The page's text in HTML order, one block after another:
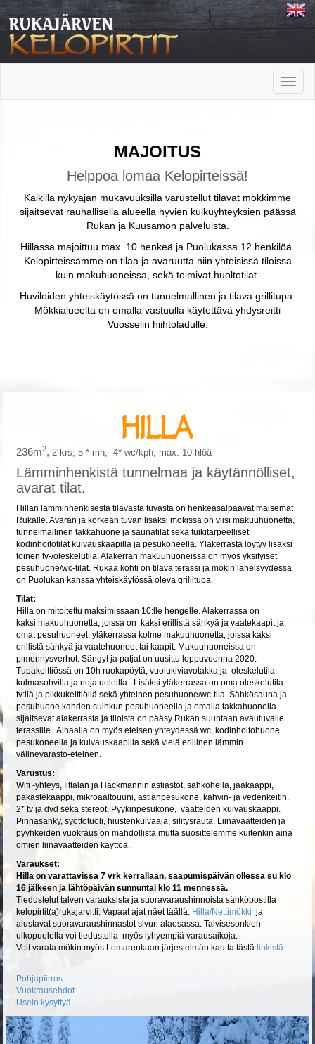
Toggle
MAJOITUS
Helppoa lomaa Kelopirteissä!
Kaikilla nykyajan mukavuuksilla varustellut tilavat mökkimme
sijaitsevat rauhallisella alueella hyvien kulkuyhteyksien päässä
Rukan ja Kuusamon palveluista.
Hillassa majoittuu max. 10 henkeä ja Puolukassa 12 henkilöä.
Kelopirteissämme on tilaa ja avaruutta niin yhteisissä tiloissa
kuin makuhuoneissa, sekä toimivat huoltotilat.
Huviloiden yhteiskäytössä on tunnelmallinen ja tilava grillitupa
Mökkialueelta on omalla vastuulla käytettävä yhdysreitti
Vuosselin hiihtoladulle.
236m2, 2 krs, 5 * mh, 4* wc/kph, max. 10 hlöä
Lämminhenkistä tunnelmaa ja käytännölliset,
avarat tilat.
Hillan lämminhenkisestä tilavasta tuvasta on henkeäsalpaavat maisemat
Rukalle. Avaran ja korkean tuvan lisäksi mökissä on viisi makuuhuonetta,
tunnelmallinen takkahuone ja saunatilat sekä tuikitarpeelliset
kodinhoitotilat kuivauskaapilla ja pesukoneella. Yläkerrasta löytyy lisäksi
toinen tv-/oleskelutila. Alakerran makuuhuoneissa on myös yksityiset
pesuhuone/wc-tilat. Rukaa kohti on tilava terassi ja mökin läheisyydessä
on Puolukan kanssa yhteiskäytössä oleva grillitupa.
Tilat:
Hilla on mitoitettu maksimissaan 10:lle hengelle. Alakerrassa on
kaksi makuuhuonetta, joissa on kaksi erillistä sänkyä ja vaatekaapit ja
omat pesuhuoneet, yläkerrassa kolme makuuhuonetta, joissa kaksi
erillistä sänkyä ja vaatehuoneet tai kaapit. Makuuhuoneissa on
pimennysverhot. Sängyt ja patjat on uusittu loppuvuonna 2020.
Tupakeittiössä on 10h ruokapöytä, vuolukiviavotakka ja oleskelutila
kulmasohvilla ja nojatuoleilla. Lisäksi yläkerrassa on oma oleskelutila
tv:llä ja pikkukeittiöllä sekä yhteinen pesuhuone/wc-tila. Sähkösauna ja
pesuhuone kahden suihkun pesuhuoneella ja omalla takkahuonella
sijaitsevat alakerrasta ja tiloista on pääsy Rukan suuntaan avautuvalle
terassille. Alhaalla on myös eteisen yhteydessä wc, kodinhoitohuone
pesukoneella ja kuivauskaapilla sekä vielä erillinen lämmin
välinevarasto-eteinen.
Varustus:
Wifi -yhteys, Iittalan ja Hackmannin astiastot, sähköhella, jääkaappi,
pakastekaappi, mikroaaltouuni, astianpesukone, kahvin- ja vedenkeitin.
2* tv ja dvd sekä stereot. Pyykinpesukone, vaatteiden kuivauskaappi.
Pinnasänky, syöttötuoli, hiustenkuivaaja, silitysrauta. Liinavaatteiden ja
pyyhkeiden vuokraus on mahdollista mutta suosittelemme kuitenkin aina
omien liinavaatteiden käyttöä.
Varaukset:
Hilla on varattavissa 7 vrk kerrallaan, saapumispäivän ollessa su klo
16 jälkeen ja lähtöpäivän sunnuntai klo 11 mennessä.
Tiedustelut talven varauksista ja suoravaraushinnoista sähköpostilla
kelopirtit(a)rukajarvi.fi. Vapaat ajat näet täällä: Hilla/Nettimökki ja
alustavat suoravaraushinnastot sivun alaosassa. Talvisesonkien
ulkopuolella voi tiedustella myös lyhyempiä varausaikoja.
Voit varata mökin myös Lomarenkaan järjestelmän kautta tästä linkistä.
Pohjapiirros
Vuokrausehdot
Usein kysyttyä